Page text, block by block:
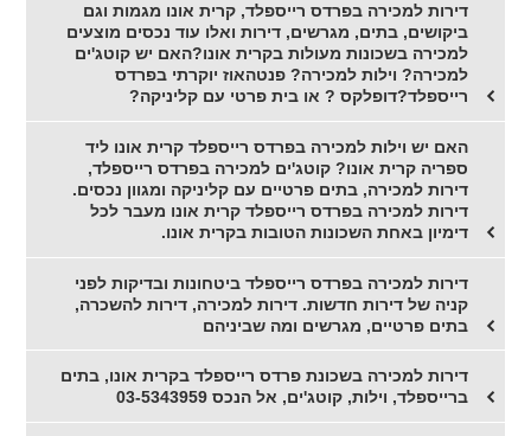
דירות למכירה בפרדס רייספלד, קרית אונו מגמות וגם
ביקושים, בתים, מגרשים, דירות ואלו עוד נכסים מוצעים
למכירה בשכונות מעולות בקרית אונו?האם יש קוטג'ים
למכירה? וילות למכירה? פנטהאוז יוקרתי בפרדס
רייספלד?דופלקס ? או בית פרטי עם קליניקה?
האם יש וילות למכירה בפרדס רייספלד קרית אונו ליד
ספריה קרית אונו? קוטג'ים למכירה בפרדס רייספלד,
דירות למכירה, בתים פרטיים עם קליניקה ומגוון נכסים.
דירות למכירה בפרדס רייספלד קרית אונו מעבר לכל
דימיון באחת השכונות הטובות בקרית אונו.
דירות למכירה בפרדס רייספלד ביטחונות ובדיקות לפני
קניה של דירות חדשות. דירות למכירה, דירות להשכרה,
בתים פרטיים, מגרשים ומה שביניהם
דירות למכירה בשכונת פרדס רייספלד בקרית אונו, בתים
ברייספלד, וילות, קוטג'ים, אל הנכס 03-5343959